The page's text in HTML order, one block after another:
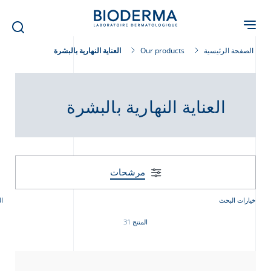
content
الصفحة الرئيسية Our products العناية النهارية بالبشرة
العناية النهارية بالبشرة
مرشحات
خيارات البحث
المنتج 31